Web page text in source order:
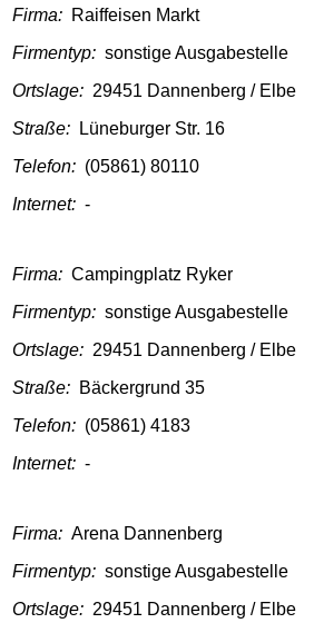
Firma: Raiffeisen Markt
Firmentyp: sonstige Ausgabestelle
Ortslage: 29451 Dannenberg / Elbe
Straße:
Lüneburger Str. 16
Telefon: (05861) 80110
Internet: -
Firma: Campingplatz Ryker
Firmentyp: sonstige Ausgabestelle
Ortslage: 29451 Dannenberg / Elbe
Straße: Bäckergrund 35
Telefon: (05861) 4183
Internet: -
Firma: Arena Dannenberg
Firmentyp: sonstige Ausgabestelle
Ortslage: 29451 Dannenberg / Elbe